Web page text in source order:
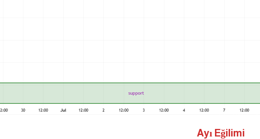
Ayı Eğilimi